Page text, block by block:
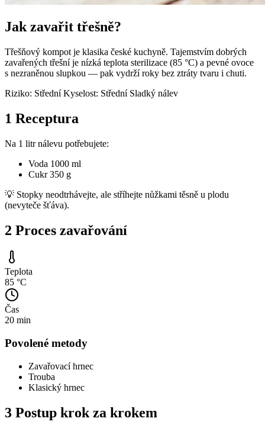
Jak zavařit třešně?
Třešňový kompot je klasika české kuchyně. Tajemstvím dobrých
zavařených třešní je nízká teplota sterilizace (85 °C) a pevné ovoce
s nezraněnou slupkou — pak vydrží roky bez ztráty tvaru i chuti.
Riziko: StředníKyselost: Střední Sladký nálev
1 Receptura
Na 1 litr nálevu potřebujete:
Voda 1000 ml
Cukr 350 g
💡 Stopky neodtrhávejte, ale stříhejte nůžkami těsně u plodu
(nevyteče šťáva).
2 Proces zavařování
Teplota
85 °C
Čas
20 min
Povolené metody
Zavařovací hrnec
Trouba
Klasický hrnec
3 Postup krok za krokem